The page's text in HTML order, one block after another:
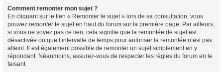
Comment remonter mon sujet ?
En cliquant sur le lien « Remonter le sujet » lors de sa consultation, vous
pouvez remonterle sujet en haut du forum sur la première page. Par ailleurs,
si vous ne voyez pas ce lien, cela signifie que la remontée de sujet est
désactivée ou que l’intervalle de temps pour autoriser la remontée n’est pas
atteint. Il est également possible de remonter un sujet simplement en y
répondant. Néanmoins, assurez-vous de respecter les règles du forum en le
faisant.